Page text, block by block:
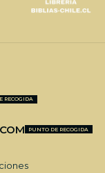
RECOGIDA
PUNTO DE RECOGIDA